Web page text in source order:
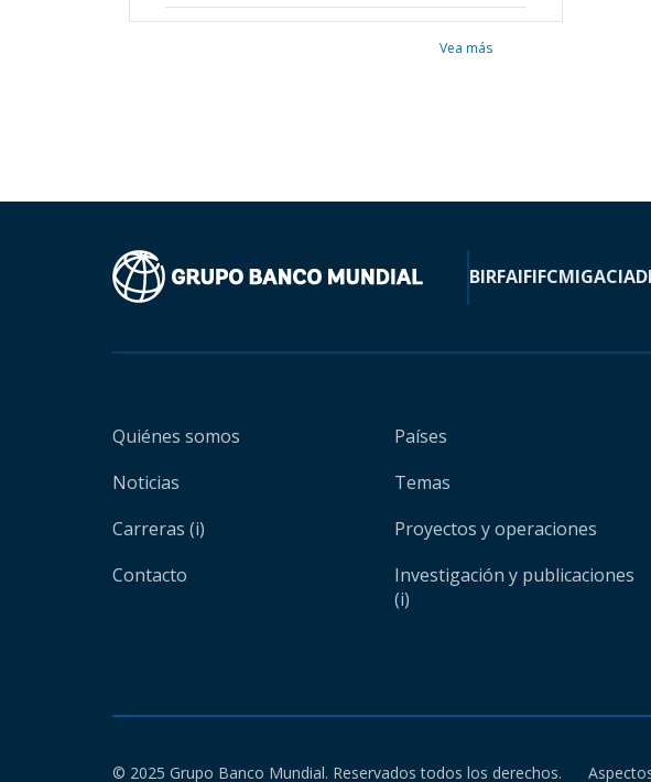
Vea más
BIRFAIFIFCMIGACIADI
Quiénes somos
Noticias
Carreras (i)
Contacto
Países
Temas
Proyectos y operaciones
Investigación y publicaciones
(i)
© 2025 Grupo Banco Mundial. Reservados todos los derechos.